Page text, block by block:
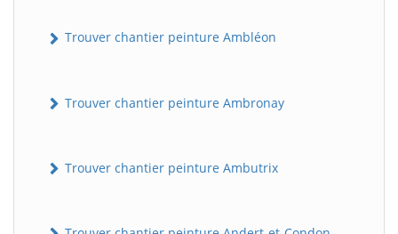
Trouver chantier peinture Ambléon
Trouver chantier peinture Ambronay
Trouver chantier peinture Ambutrix